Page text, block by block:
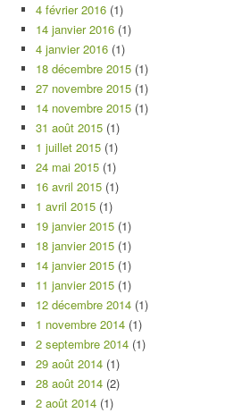
4 février 2016 (1)
14 janvier 2016 (1)
4 janvier 2016 (1)
18 décembre 2015 (1)
27 novembre 2015 (1)
14 novembre 2015 (1)
31 août 2015 (1)
1 juillet 2015 (1)
24 mai 2015 (1)
16 avril 2015 (1)
1 avril 2015 (1)
19 janvier 2015 (1)
18 janvier 2015 (1)
14 janvier 2015 (1)
11 janvier 2015 (1)
12 décembre 2014 (1)
1 novembre 2014 (1)
2 septembre 2014 (1)
29 août 2014 (1)
28 août 2014 (2)
2 août 2014 (1)